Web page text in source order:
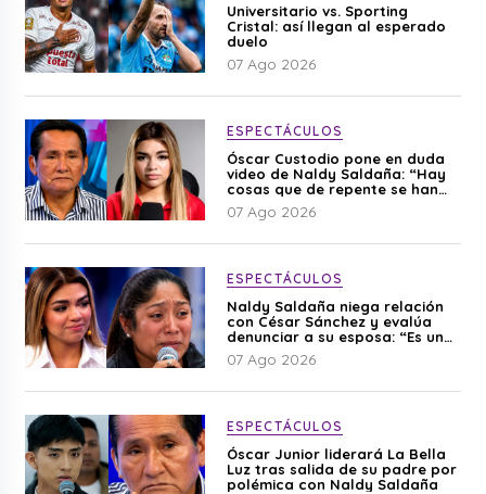
Universitario vs. Sporting
Cristal: así llegan al esperado
duelo
07 Ago 2026
ESPECTÁCULOS
Óscar Custodio pone en duda
video de Naldy Saldaña: “Hay
cosas que de repente se han
editado”
07 Ago 2026
ESPECTÁCULOS
Naldy Saldaña niega relación
con César Sánchez y evalúa
denunciar a su esposa: “Es una
difamación”
07 Ago 2026
ESPECTÁCULOS
Óscar Junior liderará La Bella
Luz tras salida de su padre por
polémica con Naldy Saldaña